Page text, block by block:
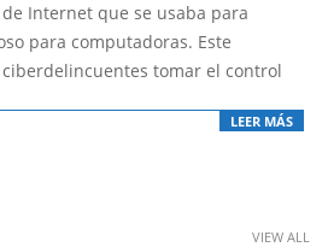
Internet que se usaba para
para computadoras. Este
tomar el control
LEER MÁS
VIEW ALL